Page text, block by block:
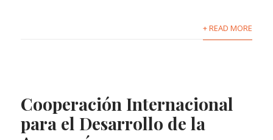
+ READ MORE
Cooperación Internacional
para el Desarrollo de la